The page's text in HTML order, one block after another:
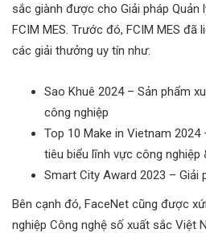
sắc giành được cho Giải pháp Quản
FCIM MES. Trước đó, FCIM MES đã
các giải thưởng uy tín như:
Sao Khuê 2024 – Sản phẩm
công nghiệp
Top 10 Make in Vietnam
tiêu biểu lĩnh vực công nghiệp
Smart City Award 2023 – Giải
Bên cạnh đó, FaceNet cũng được
nghiệp Công nghệ số xuất sắc Việt